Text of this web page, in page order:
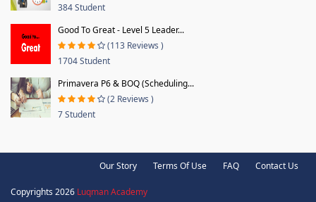
384 Student
Good To Great - Level 5 Leader...
(113 Reviews )
1704 Student
Primavera P6 & BOQ (Scheduling...
(2 Reviews )
7 Student
Our Story Terms Of Use FAQ Contact Us
Copyrights 2026 Luqman Academy